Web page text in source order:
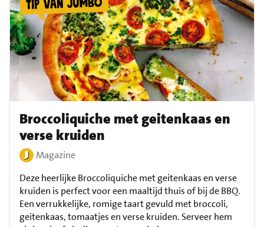
Broccoliquiche met geitenkaas en
verse kruiden
Magazine
Deze heerlijke Broccoliquiche met geitenkaas en verse
kruiden is perfect voor een maaltijd thuis of bij de BBQ.
Een verrukkelijke, romige taart gevuld met broccoli,
geitenkaas, tomaatjes en verse kruiden. Serveer hem